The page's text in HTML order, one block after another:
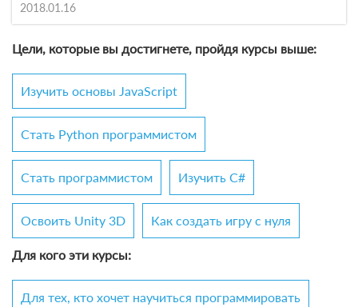
2018.01.16
Цели, которые вы достигнете, пройдя курсы выше:
Изучить основы JavaScript
Стать Python программистом
Стать программистом Изучить C#
Освоить Unity 3D Как создать игру с нуля
Для кого эти курсы:
Для тех, кто хочет научиться программировать